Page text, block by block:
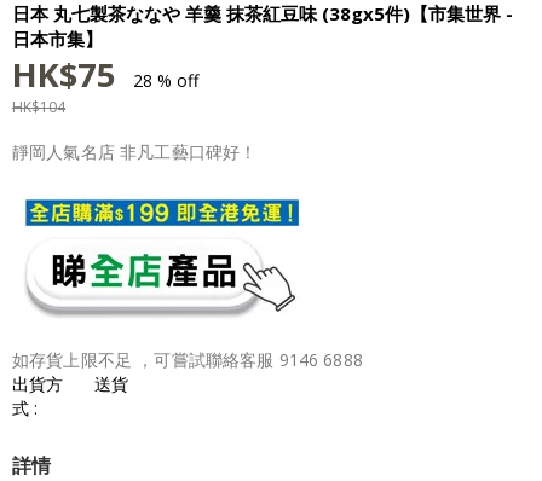
日本 丸七製茶ななや 羊羹 抹茶紅豆味 (38gx5件)【市集世界 -
日本市集】
HK$75 28 % off
HK$104
靜岡人氣名店 非凡工藝口碑好！
如存貨上限不足 ，可嘗試聯絡客服 9146 6888
出貨方
式 :
送貨
詳情